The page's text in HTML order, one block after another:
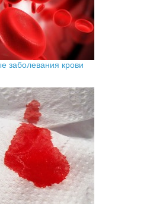
заболевания крови